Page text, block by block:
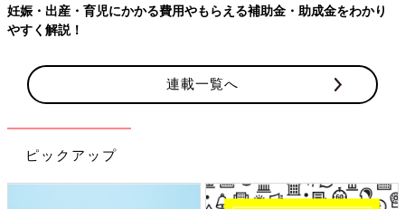
・育児にかかる費用やもらえる補助金・助成金をわかり
！
【ワク
連載一覧へ
ピックアップ